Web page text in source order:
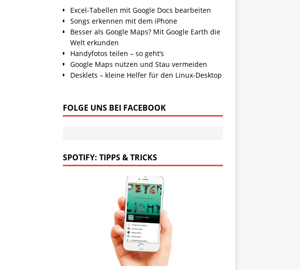
Excel-Tabellen mit Google Docs bearbeiten
Songs erkennen mit dem iPhone
Besser als Google Maps? Mit Google Earth die
Welt erkunden
Handyfotos teilen – so geht’s
Google Maps nutzen und Stau vermeiden
Desklets – kleine Helfer für den Linux-Desktop
FOLGE UNS BEI FACEBOOK
SPOTIFY: TIPPS & TRICKS